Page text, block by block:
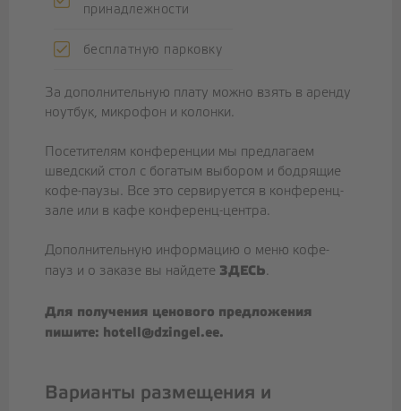
принадлежности
бесплатную парковку
За дополнительную плату можно взять в аренду
ноутбук, микрофон и колонки.
Посетителям конференции мы предлагаем
шведский стол с богатым выбором и бодрящие
кофе-паузы. Все это сервируется в конференц-
зале или в кафе конференц-центра.
Дополнительную информацию о меню кофе-
пауз и о заказе вы найдете ЗДЕСЬ.
Для получения ценового предложения
пишите: hotell@dzingel.ee.
Варианты размещения и